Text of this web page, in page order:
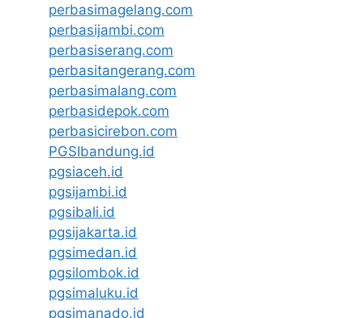
perbasimagelang.com
perbasijambi.com
perbasiserang.com
perbasitangerang.com
perbasimalang.com
perbasidepok.com
perbasicirebon.com
PGSIbandung.id
pgsiaceh.id
pgsijambi.id
pgsibali.id
pgsijakarta.id
pgsimedan.id
pgsilombok.id
pgsimaluku.id
pgsimanado.id